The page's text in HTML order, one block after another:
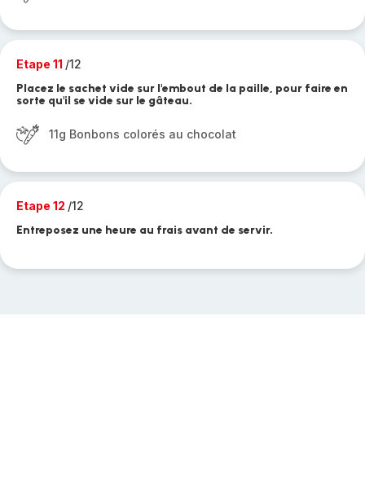
Etape 11 /12
Placez le sachet vide sur l'embout de la paille, pour faire en
sorte qu'il se vide sur le gâteau.
11g Bonbons colorés au chocolat
Etape 12 /12
Entreposez une heure au frais avant de servir.